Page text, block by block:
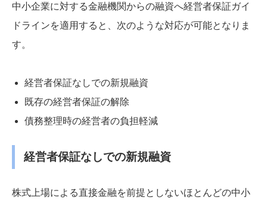
中小企業に対する金融機関からの融資へ経営者保証ガイ
ドラインを適用すると、次のような対応が可能となりま
す。
経営者保証なしでの新規融資
既存の経営者保証の解除
債務整理時の経営者の負担軽減
経営者保証なしでの新規融資
株式上場による直接金融を前提としないほとんどの中小